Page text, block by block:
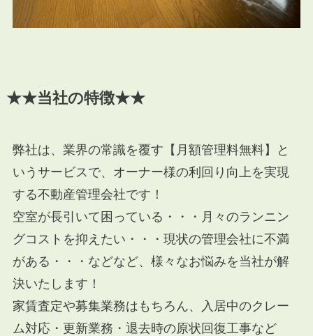
★★当社の特徴★★
弊社は、業界の常識を覆す【月額管理料無料】と
いうサービスで、オーナー様の利回り向上を実現
する不動産管理会社です！
空室が長引いて困っている・・・月々のランニン
グコストを抑えたい・・・現状の管理会社に不満
がある・・・などなど、様々なお悩みを当社が解
決いたします！
家賃査定や募集業務はもちろん、入居中のクレー
ム対応・更新業務・退去時の原状回復工事など